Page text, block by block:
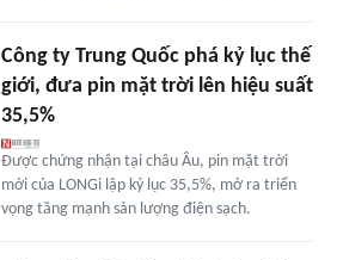
Công ty Trung Quốc phá kỷ lục thế
giới, đưa pin mặt trời lên hiệu suất
35,5%
Được chứng nhận tại châu Âu, pin mặt trời
mới của LONGi lập kỷ lục 35,5%, mở ra triển
vọng tăng mạnh sản lượng điện sạch.